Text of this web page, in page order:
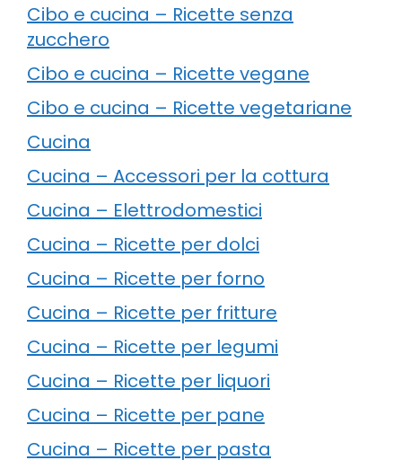
Cibo e cucina – Ricette senza
zucchero
Cibo e cucina – Ricette vegane
Cibo e cucina – Ricette vegetariane
Cucina
Cucina – Accessori per la cottura
Cucina – Elettrodomestici
Cucina – Ricette per dolci
Cucina – Ricette per forno
Cucina – Ricette per fritture
Cucina – Ricette per legumi
Cucina – Ricette per liquori
Cucina – Ricette per pane
Cucina – Ricette per pasta